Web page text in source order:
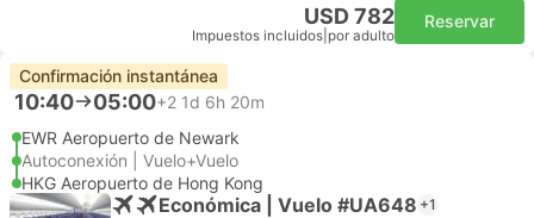
USD 782
Impuestos incluidos por adulto
Reservar
Confirmación instantánea
10:40 05:00+2 1d 6h 20m
EWR Aeropuerto de Newark
Autoconexión | Vuelo+Vuelo
HKG Aeropuerto de Hong Kong
Económica | Vuelo #UA648 +1